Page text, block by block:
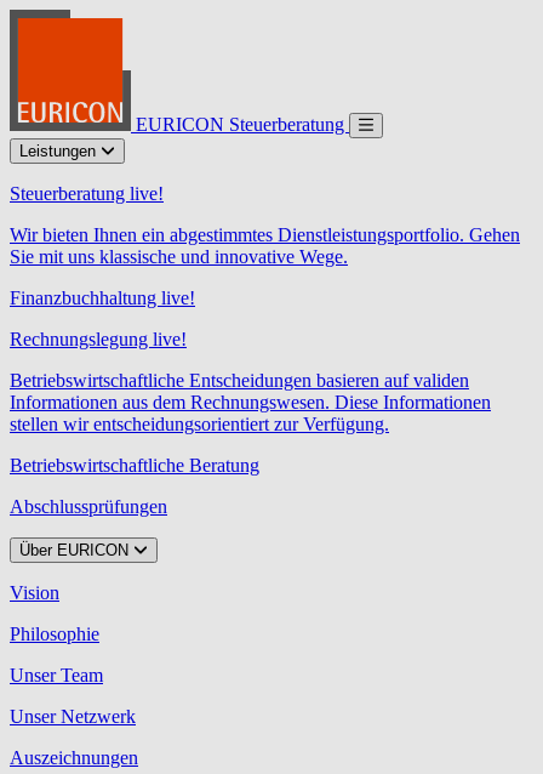
EURICON Steuerberatung
Leistungen
Steuerberatung live!
Wir bieten Ihnen ein abgestimmtes Dienstleistungsportfolio. Gehen
Sie mit uns klassische und innovative Wege.
Finanzbuchhaltung live!
Rechnungslegung live!
Betriebswirtschaftliche Entscheidungen basieren auf validen
Informationen aus dem Rechnungswesen. Diese Informationen
stellen wir entscheidungsorientiert zur Verfügung.
Betriebswirtschaftliche Beratung
Abschlussprüfungen
Über EURICON
Vision
Philosophie
Unser Team
Unser Netzwerk
Auszeichnungen